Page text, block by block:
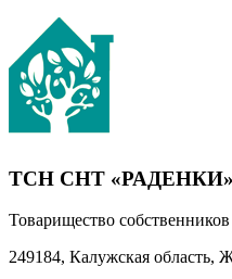
ТСН СНТ «РАДЕНКИ»
Товарищество
249184, Калужская область,